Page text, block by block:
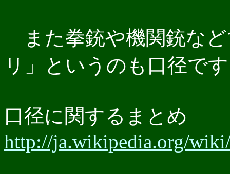
また拳銃や機関銃な
リ」というのも口径で
口径に関するまとめ
http://ja.wikipedia.org/